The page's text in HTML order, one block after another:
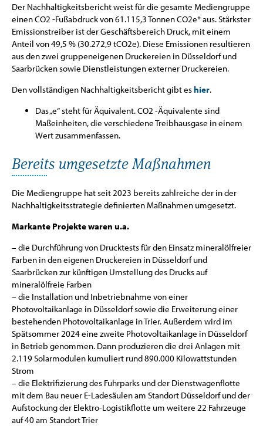
Der Nachhaltigkeitsbericht weist für die gesamte Mediengruppe
einen CO2 -Fußabdruck von 61.115,3 Tonnen CO2e* aus. Stärkster
Emissionstreiber ist der Geschäftsbereich Druck, mit einem
Anteil von 49,5 % (30.272,9 tCO2e). Diese Emissionen resultieren
aus den zwei gruppeneigenen Druckereien in Düsseldorf und
Saarbrücken sowie Dienstleistungen externer Druckereien.
Den vollständigen Nachhaltigkeitsbericht gibt es hier.
Das „e“ steht für Äquivalent. CO2 -Äquivalente sind
Maßeinheiten, die verschiedene Treibhausgase in einem
Wert zusammenfassen.
Bereits umgesetzte Maßnahmen
Die Mediengruppe hat seit 2023 bereits zahlreiche der in der
Nachhaltigkeitsstrategie definierten Maßnahmen umgesetzt.
Markante Projekte waren u.a.
– die Durchführung von Drucktests für den Einsatz mineralölfreier
Farben in den eigenen Druckereien in Düsseldorf und
Saarbrücken zur künftigen Umstellung des Drucks auf
mineralölfreie Farben
– die Installation und Inbetriebnahme von einer
Photovoltaikanlage in Düsseldorf sowie die Erweiterung einer
bestehenden Photovoltaikanlage in Trier. Außerdem wird im
Spätsommer 2024 eine zweite Photovoltaikanlage in Düsseldorf
in Betrieb genommen. Dann produzieren die drei Anlagen mit
2.119 Solarmodulen kumuliert rund 890.000 Kilowattstunden
Strom
– die Elektrifizierung des Fuhrparks und der Dienstwagenflotte
mit dem Bau neuer E-Ladesäulen am Standort Düsseldorf und der
Aufstockung der Elektro-Logistikflotte um weitere 22 Fahrzeuge
auf 40 am Standort Trier